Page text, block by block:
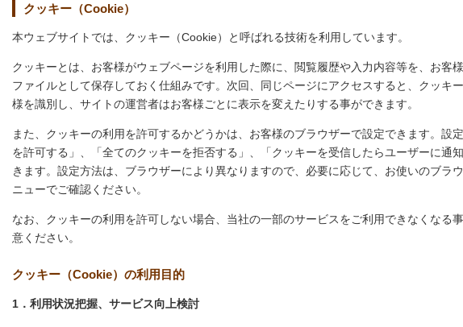
クッキー（Cookie）
本ウェブサイトでは、クッキー（Cookie）と呼ばれる技術を利用しています。
クッキーとは、お客様がウェブページを利用した際に、閲覧履歴や入力内容等を、お客
ファイルとして保存しておく仕組みです。次回、同じページにアクセスすると、クッキ
様を識別し、サイトの運営者はお客様ごとに表示を変えたりする事ができます。
また、クッキーの利用を許可するかどうかは、お客様のブラウザーで設定できます。設
を許可する」、「全てのクッキーを拒否する」、「クッキーを受信したらユーザーに通
きます。設定方法は、ブラウザーにより異なりますので、必要に応じて、お使いのブラ
ニューでご確認ください。
なお、クッキーの利用を許可しない場合、当社の一部のサービスをご利用できなくなる
意ください。
クッキー（Cookie）の利用目的
1．利用状況把握、サービス向上検討